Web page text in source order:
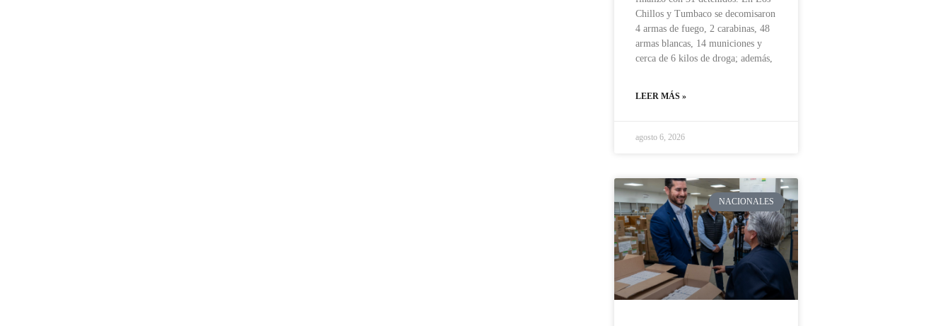
Chillos y Tumbaco se decomisaron
4 armas de fuego, 2 carabinas, 48
armas blancas, 14 municiones y
cerca de 6 kilos de droga; además,
LEER MÁS »
agosto 6, 2026
NACIONALES